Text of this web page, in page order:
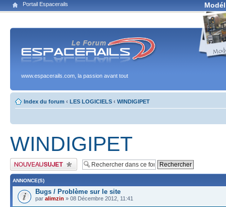
Portail Espacerails
www.espacerails.com, la passion avant tout
Index du forum ‹ LES LOGICIELS ‹ WINDIGIPET
WINDIGIPET
Publier un nouveau sujet
ANNONCE(S)
Bugs / Problème sur le site
par alimzin » 08 Décembre 2012, 11:41